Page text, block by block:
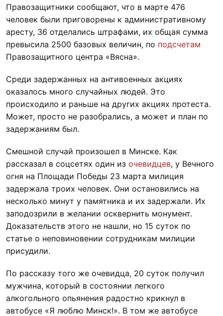
Правозащитники сообщают, что в марте 476
человек были приговорены к административному
аресту, 36 отделались штрафами, их общая сумма
превысила 2500 базовых величин, по подсчетам
Правозащитного центра «Вясна».
Среди задержанных на антивоенных акциях
оказалось много случайных людей. Это
происходило и раньше на других акциях протеста.
Может, просто не разобрались, а может и план по
задержаниям был.
Смешной случай произошел в Минске. Как
рассказал в соцсетях один из очевидцев, у Вечного
огня на Площади Победы 23 марта милиция
задержала троих человек. Они остановились на
несколько минут у памятника и их задержали. Их
заподозрили в желании осквернить монумент.
Доказательств этого не нашли, но 15 суток по
статье о неповиновении сотрудникам милиции
присудили.
По рассказу того же очевидца, 20 суток получил
мужчина, который в состоянии легкого
алкогольного опьянения радостно крикнул в
автобусе «Я люблю Минск!». В том же автобусе